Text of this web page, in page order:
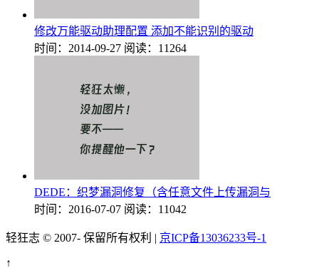
修改万能驱动助理配置 添加不能识别的驱动
时间：2014-09-27 阅读：11264
DEDE：织梦漏洞修复（含任意文件上传漏洞与
时间：2016-07-07 阅读：11042
轻狂志 © 2007- 保留所有权利 | 京ICP备13036233号-1
↑